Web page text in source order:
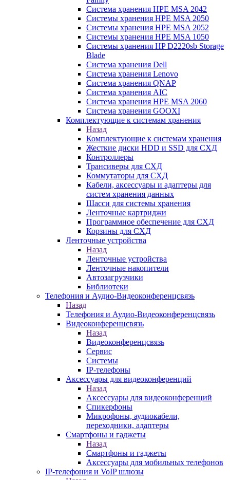
Система хранения HPE MSA 2042
Системы хранения HPE MSA 2050
Системы хранения HPE MSA 2052
Системы хранения HPE MSA 1050
Системы хранения HP D2220sb Storage
Blade
Система хранения Dell
Система хранения Lenovo
Система хранения QNAP
Система хранения AIC
Система хранения HPE MSA 2060
Система хранения GOOXI
Комплектующие к системам хранения
Назад
Комплектующие к системам хранения
Жесткие диски HDD и SSD для СХД
Контроллеры
Трансиверы для СХД
Коммутаторы для СХД
Кабели, аксессуары и адаптеры для
систем хранения данных
Шасси для системы хранения
Ленточные картриджи
Программное обеспечение для СХД
Корзины для СХД
Ленточные устройства
Назад
Ленточные устройства
Ленточные накопители
Автозагрузчики
Библиотеки
Телефония и Аудио-Видеоконференцсвязь
Назад
Телефония и Аудио-Видеоконференцсвязь
Видеоконференцсвязь
Назад
Видеоконференцсвязь
Сервис
Системы
IP-телефоны
Аксессуары для видеоконференций
Назад
Аксессуары для видеоконференций
Спикерфоны
Микрофоны, аудиокабели,
переходники, адаптеры
Смартфоны и гаджеты
Назад
Смартфоны и гаджеты
Аксессуары для мобильных телефонов
IP-телефония и VoIP шлюзы